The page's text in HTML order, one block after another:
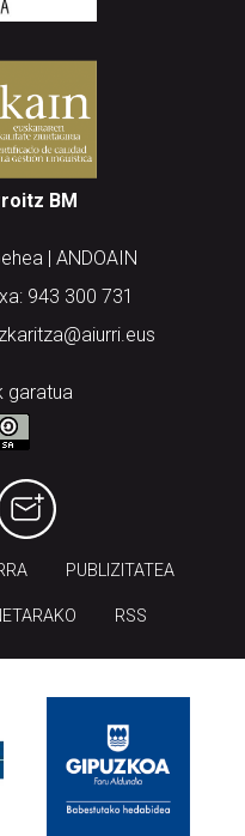
BM
| ANDOAIN
943 300 731
garatua
PUBLIZITATEA
RSS